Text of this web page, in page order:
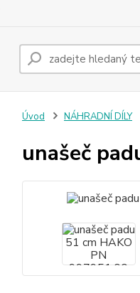
Úvod NÁHRADNÍ DÍLY
unašeč